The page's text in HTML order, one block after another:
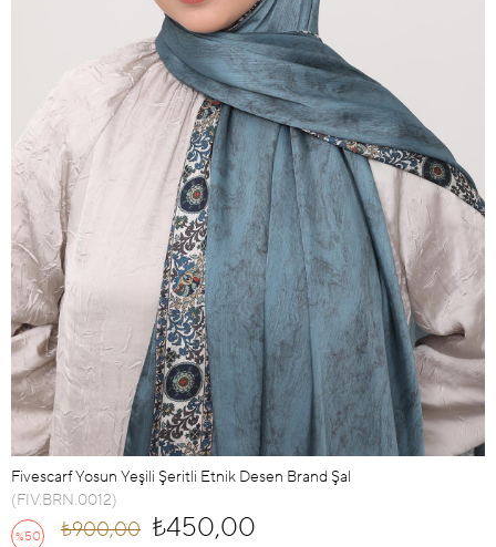
Fivescarf Yosun Yeşili Şeritli Etnik Desen Brand Şal
(FIV.BRN.0012)
%50 ₺900,00 ₺450,00